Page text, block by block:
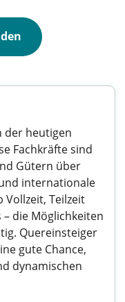
der heutigen
Fachkräfte sind
Gütern über
internationale
Vollzeit, Teilzeit
die Möglichkeiten
Quereinsteiger
gute Chance,
dynamischen